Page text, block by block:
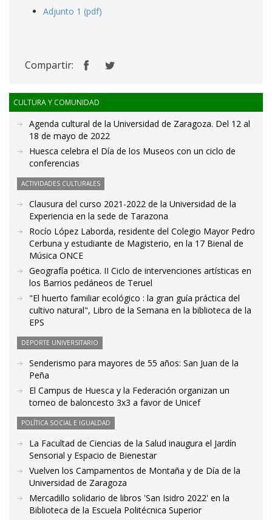
Adjunto 1 (pdf)
Compartir:
CULTURA Y COMUNIDAD
Agenda cultural de la Universidad de Zaragoza. Del 12 al
18 de mayo de 2022
Huesca celebra el Día de los Museos con un ciclo de
conferencias
ACTIVIDADES CULTURALES
Clausura del curso 2021-2022 de la Universidad de la
Experiencia en la sede de Tarazona
Rocío López Laborda, residente del Colegio Mayor Pedro
Cerbuna y estudiante de Magisterio, en la 17 Bienal de
Música ONCE
Geografía poética. II Ciclo de intervenciones artísticas en
los Barrios pedáneos de Teruel
"El huerto familiar ecológico : la gran guía práctica del
cultivo natural", Libro de la Semana en la biblioteca de la
EPS
DEPORTE UNIVERSITARIO
Senderismo para mayores de 55 años: San Juan de la
Peña
El Campus de Huesca y la Federación organizan un
torneo de baloncesto 3x3 a favor de Unicef
POLÍTICA SOCIAL E IGUALDAD
La Facultad de Ciencias de la Salud inaugura el Jardín
Sensorial y Espacio de Bienestar
Vuelven los Campamentos de Montaña y de Día de la
Universidad de Zaragoza
Mercadillo solidario de libros 'San Isidro 2022' en la
Biblioteca de la Escuela Politécnica Superior